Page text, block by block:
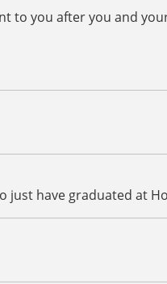
to you after you and
just have graduated at